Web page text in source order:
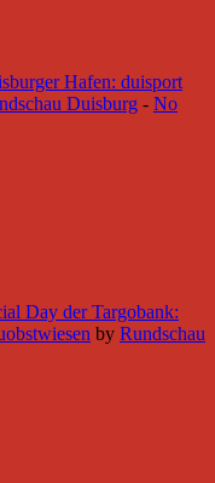
Hafen: duisport
Duisburg - No
Day der Targobank:
by Rundschau